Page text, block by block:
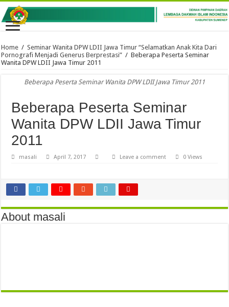
Home / Seminar Wanita DPW LDII Jawa Timur “Selamatkan Anak Kita Dari
Pornografi Menjadi Generus Berprestasi” / Beberapa Peserta Seminar
Wanita DPW LDII Jawa Timur 2011
Beberapa Peserta Seminar Wanita DPW LDII Jawa Timur 2011
Beberapa Peserta Seminar
Wanita DPW LDII Jawa Timur
2011
masali April 7, 2017 Leave a comment 0 Views
About masali